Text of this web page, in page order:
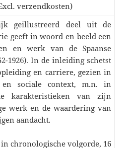
verzendkosten)
geillustreerd deel uit de
geeft in woord en beeld een
en werk van de Spaanse
1926). In de inleiding schetst
en carriere, gezien in
en sociale context, m.n. in
karakteristieken van zijn
werk en de waardering van
aandacht.
chronologische volgorde, 16